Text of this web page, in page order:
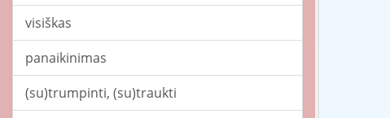
visiškas
panaikinimas
(su)trumpinti, (su)traukti